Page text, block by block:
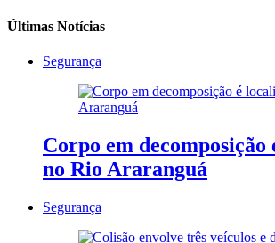
Últimas Notícias
Segurança
Corpo em decomposição
no Rio Araranguá
Segurança